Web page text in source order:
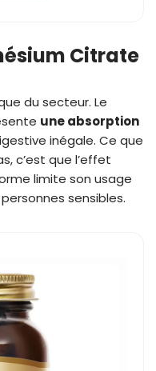
Citrate
du secteur. Le
une absorption
inégale. Ce que
c’est que l’effet
limite son usage
sensibles.